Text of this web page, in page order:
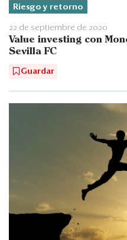
Riesgo y retorno
22 de septiembre de 2020
Value investing con
Sevilla FC
Guardar